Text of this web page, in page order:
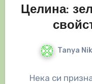
Целина:
Tanya
Нека си